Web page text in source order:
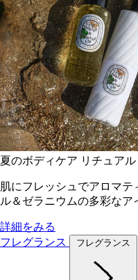
夏のボディケア リチュアル
肌にフレッシュでアロマ
ル＆ゼラニウムの多彩なア
詳細をみる
フレグランス
フレグランス